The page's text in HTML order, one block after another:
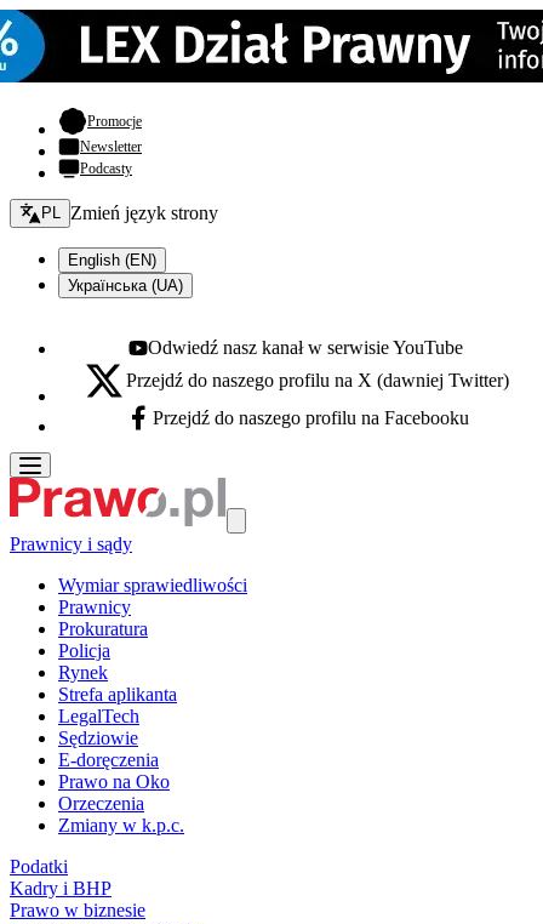
Promocje- otwiera się w nowej karcie
Newsletter
Podcasty
Zmień język - bieżący:
PL Zmień język strony
English (EN)
Українська (UA)
Youtube - otwiera się w nowej karcie
Odwiedź nasz kanał w serwisie YouTube
X - otwiera się w nowej karcie
Przejdź do naszego profilu na X (dawniej Twitter)
Facebook - otwiera się w nowej karcie
Przejdź do naszego profilu na Facebooku
Prawnicy i sądy
Wymiar sprawiedliwości
Prawnicy
Prokuratura
Policja
Rynek
Strefa aplikanta
LegalTech
Sędziowie
E-doręczenia
Prawo na Oko
Orzeczenia
Zmiany w k.p.c.
Podatki
Kadry i BHP
Prawo w biznesie